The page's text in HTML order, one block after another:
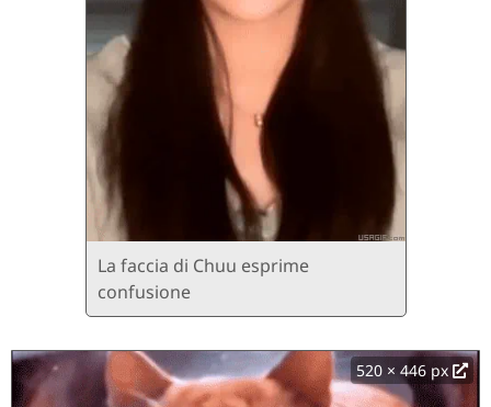
La faccia di Chuu esprime
confusione
520 × 446 px